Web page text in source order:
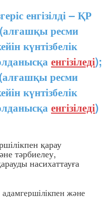
енгізілді – ҚР
(алғашқы ресми
күнтізбелік
енгізіледі);
(алғашқы ресми
күнтізбелік
енгізіледі)
қарау
тәрбиелеу,
насихаттауға
және